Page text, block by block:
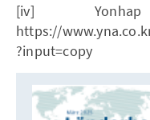
[iv]
https://
?input=copy